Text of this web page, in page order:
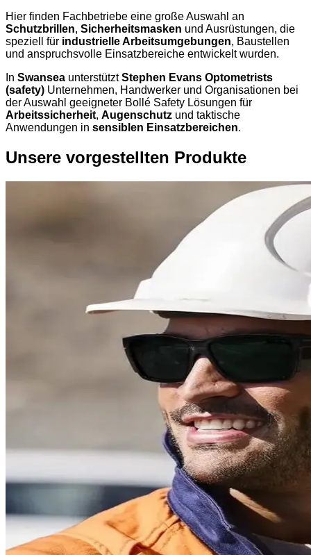
Hier finden Fachbetriebe eine große Auswahl an
Schutzbrillen, Sicherheitsmasken und Ausrüstungen, die
speziell für industrielle Arbeitsumgebungen, Baustellen
und anspruchsvolle Einsatzbereiche entwickelt wurden.
In Swansea unterstütztStephen Evans Optometrists
(safety) Unternehmen, Handwerker und Organisationen bei
der Auswahl geeigneter Bollé Safety Lösungen für
Arbeitssicherheit, Augenschutz und taktische
Anwendungen in sensiblen Einsatzbereichen.
Unsere vorgestellten Produkte